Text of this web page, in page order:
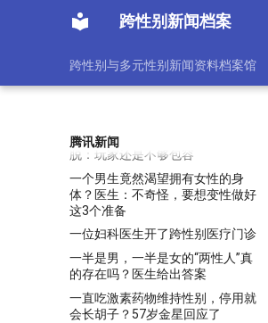
跨性别新闻档案
跨性别与多元性别新闻资料档案馆
腾讯新闻
《翠丝》：这么多LGBT电影，为
什么唯独对这部喜欢不起来？
《长安》檀棋男装大火，历史上的
男女异装，比电视剧精彩多了！
《龙腾4》跨性别总监为失败开
脱：玩家还是不够包容
一个男生竟然渴望拥有女性的身
体？医生：不奇怪，要想变性做好
这3个准备
一位妇科医生开了跨性别医疗门诊
一半是男，一半是女的“两性人”真
的存在吗？医生给出答案
一直吃激素药物维持性别，停用就
会长胡子？57岁金星回应了